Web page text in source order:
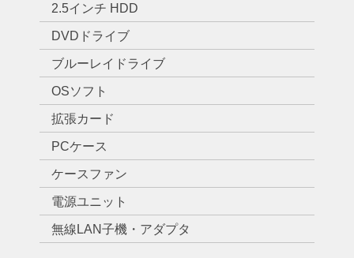
2.5インチ HDD
DVDドライブ
ブルーレイドライブ
OSソフト
拡張カード
PCケース
ケースファン
電源ユニット
無線LAN子機・アダプタ